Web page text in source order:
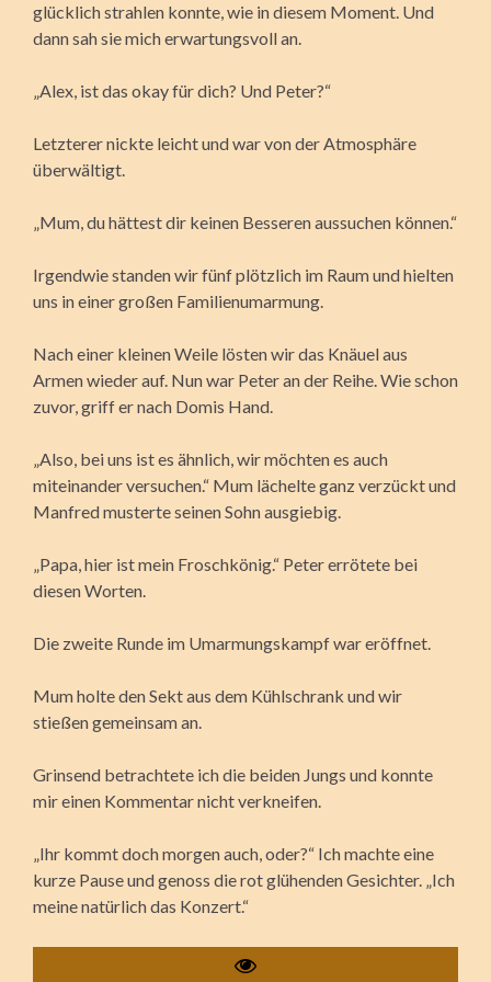
glücklich strahlen konnte, wie in diesem Moment. Und
dann sah sie mich erwartungsvoll an.
„Alex, ist das okay für dich? Und Peter?“
Letzterer nickte leicht und war von der Atmosphäre
überwältigt.
„Mum, du hättest dir keinen Besseren aussuchen können.“
Irgendwie standen wir fünf plötzlich im Raum und hielten
uns in einer großen Familienumarmung.
Nach einer kleinen Weile lösten wir das Knäuel aus
Armen wieder auf. Nun war Peter an der Reihe. Wie schon
zuvor, griff er nach Domis Hand.
„Also, bei uns ist es ähnlich, wir möchten es auch
miteinander versuchen.“ Mum lächelte ganz verzückt und
Manfred musterte seinen Sohn ausgiebig.
„Papa, hier ist mein Froschkönig.“ Peter errötete bei
diesen Worten.
Die zweite Runde im Umarmungskampf war eröffnet.
Mum holte den Sekt aus dem Kühlschrank und wir
stießen gemeinsam an.
Grinsend betrachtete ich die beiden Jungs und konnte
mir einen Kommentar nicht verkneifen.
„Ihr kommt doch morgen auch, oder?“ Ich machte eine
kurze Pause und genoss die rot glühenden Gesichter. „Ich
meine natürlich das Konzert.“